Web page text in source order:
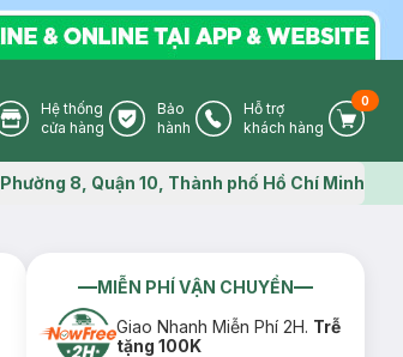
Store Icon
Hệ thống
cửa hàng
Warranty Icon
Bảo
hành
Phone Icon
Hỗ trợ
khách hàng
Cart
0
Map icon
Phường 8, Quận 10, Thành phố Hồ Chí Minh
MIỄN PHÍ VẬN CHUYỂN
Giao Nhanh Miễn Phí 2H. Trễ
tặng 100K